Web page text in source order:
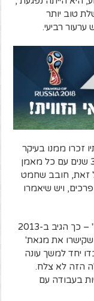
טוב יותר
רביעי.
זכרו ממנו בעיקר
שני דברים: האחד, ששנת עבודה איתו שווה 3 שנים עם כל מאמן
זאת, חובב שחמט
ויש שיאמרו
"אם מגאת' מגיע לקייב, אני עוזב את "דינמו!" – כך הגיב ב-2013
שקישרו את מגאת'
יחד למשך עונה
הזה לא צלח.
בעבודה עם